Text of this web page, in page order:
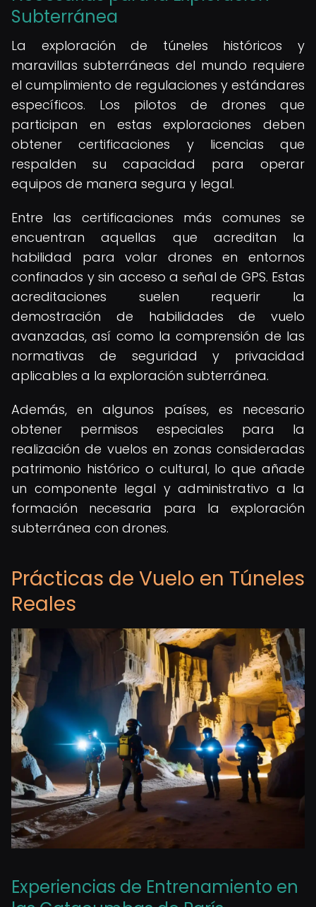
Subterránea
La exploración de túneles históricos y
maravillas subterráneas del mundo requiere
el cumplimiento de regulaciones y estándares
específicos. Los pilotos de drones que
participan en estas exploraciones deben
obtener certificaciones y licencias que
respalden su capacidad para operar
equipos de manera segura y legal.
Entre las certificaciones más comunes se
encuentran aquellas que acreditan la
habilidad para volar drones en entornos
confinados y sin acceso a señal de GPS. Estas
acreditaciones suelen requerir la
demostración de habilidades de vuelo
avanzadas, así como la comprensión de las
normativas de seguridad y privacidad
aplicables a la exploración subterránea.
Además, en algunos países, es necesario
obtener permisos especiales para la
realización de vuelos en zonas consideradas
patrimonio histórico o cultural, lo que añade
un componente legal y administrativo a la
formación necesaria para la exploración
subterránea con drones.
Prácticas de Vuelo en Túneles
Reales
Experiencias de Entrenamiento en